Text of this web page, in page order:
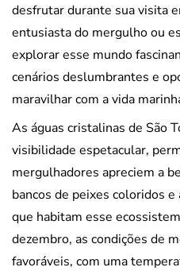
desfrutar durante sua visita
entusiasta do mergulho ou
explorar esse mundo
cenários deslumbrantes e
maravilhar com a vida
As águas cristalinas de São
visibilidade espetacular,
mergulhadores apreciem a
bancos de peixes coloridos
que habitam esse
dezembro, as condições de
favoráveis, com uma